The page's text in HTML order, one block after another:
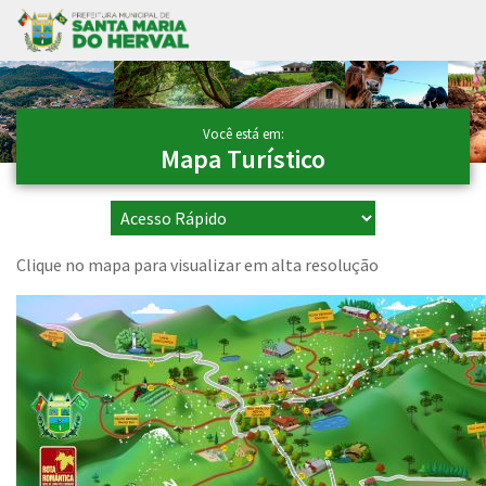
Ir para conteúdo principal
Conteúdo Principal
Você está em:
Mapa Turístico
Clique no mapa para visualizar em alta resolução